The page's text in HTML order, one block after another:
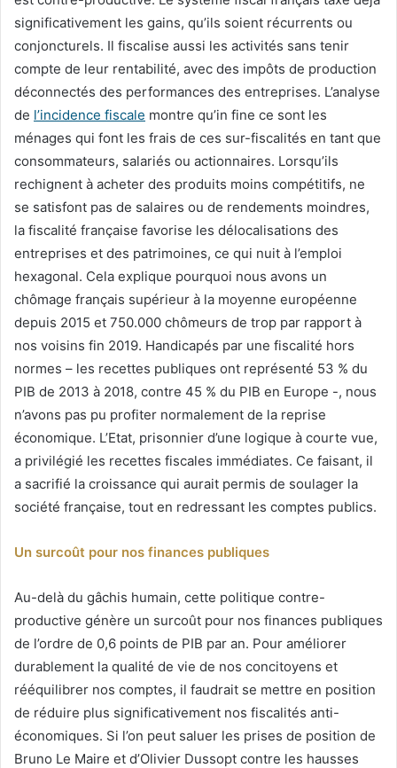
significativement les gains, qu’ils soient récurrents ou
conjoncturels. Il fiscalise aussi les activités sans tenir
compte de leur rentabilité, avec des impôts de production
déconnectés des performances des entreprises. L’analyse
de l’incidence fiscale montre qu’in fine ce sont les
ménages qui font les frais de ces sur-fiscalités en tant que
consommateurs, salariés ou actionnaires. Lorsqu’ils
rechignent à acheter des produits moins compétitifs, ne
se satisfont pas de salaires ou de rendements moindres,
la fiscalité française favorise les délocalisations des
entreprises et des patrimoines, ce qui nuit à l’emploi
hexagonal. Cela explique pourquoi nous avons un
chômage français supérieur à la moyenne européenne
depuis 2015 et 750.000 chômeurs de trop par rapport à
nos voisins fin 2019. Handicapés par une fiscalité hors
normes – les recettes publiques ont représenté 53 % du
PIB de 2013 à 2018, contre 45 % du PIB en Europe -, nous
n’avons pas pu profiter normalement de la reprise
économique. L’Etat, prisonnier d’une logique à courte vue,
a privilégié les recettes fiscales immédiates. Ce faisant, il
a sacrifié la croissance qui aurait permis de soulager la
société française, tout en redressant les comptes publics.
Un surcoût pour nos finances publiques
Au-delà du gâchis humain, cette politique contre-
productive génère un surcoût pour nos finances publiques
de l’ordre de 0,6 points de PIB par an. Pour améliorer
durablement la qualité de vie de nos concitoyens et
rééquilibrer nos comptes, il faudrait se mettre en position
de réduire plus significativement nos fiscalités anti-
économiques. Si l’on peut saluer les prises de position de
Bruno Le Maire et d’Olivier Dussopt contre les hausses